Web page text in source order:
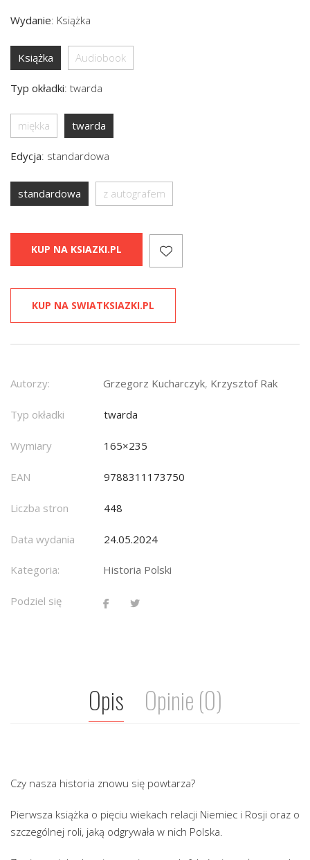
Wydanie: Książka
Książka Audiobook
Typ okładki: twarda
miękka twarda
Edycja: standardowa
standardowa z autografem
KUP NA KSIAZKI.PL
KUP NA SWIATKSIAZKI.PL
Autorzy: Grzegorz Kucharczyk, Krzysztof Rak
Typ okładki twarda
Wymiary 165×235
EAN 9788311173750
Liczba stron 448
Data wydania 24.05.2024
Kategoria: Historia Polski
Podziel się
Opis Opinie (0)
Czy nasza historia znowu się powtarza?
Pierwsza książka o pięciu wiekach relacji Niemiec i Rosji oraz o
szczególnej roli, jaką odgrywała w nich Polska.